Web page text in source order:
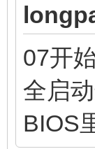
07开
全启
BIOS